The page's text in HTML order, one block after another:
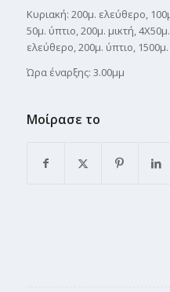
Κυριακή: 200μ. ελεύθερο,
50μ. ύπτιο, 200μ. μικτή,
ελεύθερο, 200μ. ύπτιο,
Ώρα έναρξης: 3.00μμ
Μοίρασε το